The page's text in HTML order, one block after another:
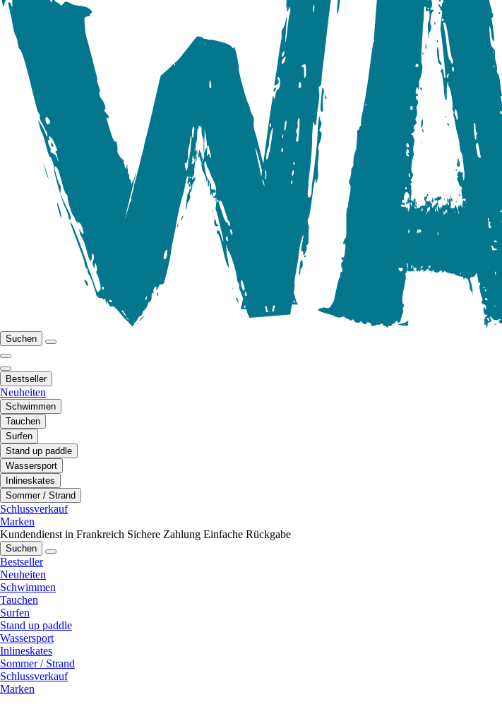
Suchen
Bestseller
Neuheiten
Schwimmen
Tauchen
Surfen
Stand up paddle
Wassersport
Inlineskates
Sommer / Strand
Schlussverkauf
Marken
Kundendienst in Frankreich Sichere Zahlung Einfache Rückgabe
Suchen
Bestseller
Neuheiten
Schwimmen
Tauchen
Surfen
Stand up paddle
Wassersport
Inlineskates
Sommer / Strand
Schlussverkauf
Marken